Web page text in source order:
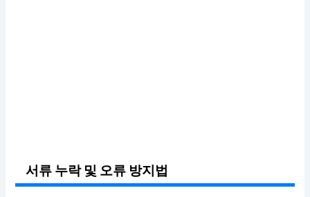
서류 누락 및 오류 방지법